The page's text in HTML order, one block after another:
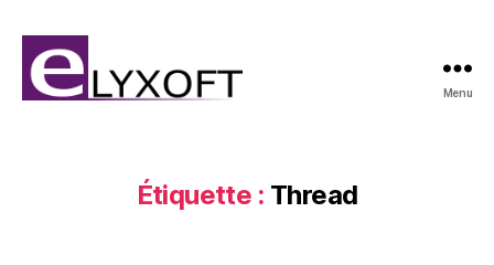
Menu
Étiquette : Thread